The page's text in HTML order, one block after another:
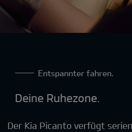
Entspannter fahren.
Deine Ruhezone.
Der Kia Picanto verfügt